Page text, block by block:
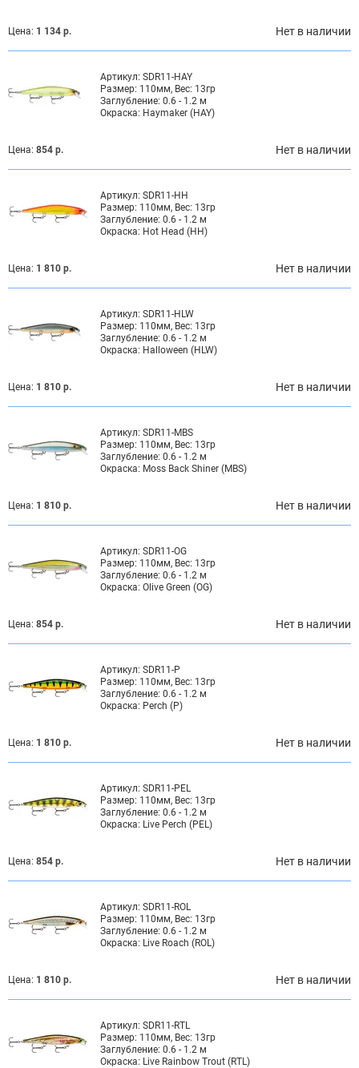
Цена: 1 134 р. Нет в наличии
Артикул: SDR11-HAY
Размер: 110мм, Вес: 13гр
Заглубление: 0.6 - 1.2 м
Окраска: Haymaker (HAY)
Цена: 854 р. Нет в наличии
Артикул: SDR11-HH
Размер: 110мм, Вес: 13гр
Заглубление: 0.6 - 1.2 м
Окраска: Hot Head (HH)
Цена: 1 810 р. Нет в наличии
Артикул: SDR11-HLW
Размер: 110мм, Вес: 13гр
Заглубление: 0.6 - 1.2 м
Окраска: Halloween (HLW)
Цена: 1 810 р. Нет в наличии
Артикул: SDR11-MBS
Размер: 110мм, Вес: 13гр
Заглубление: 0.6 - 1.2 м
Окраска: Moss Back Shiner (MBS)
Цена: 1 810 р. Нет в наличии
Артикул: SDR11-OG
Размер: 110мм, Вес: 13гр
Заглубление: 0.6 - 1.2 м
Окраска: Olive Green (OG)
Цена: 854 р. Нет в наличии
Артикул: SDR11-P
Размер: 110мм, Вес: 13гр
Заглубление: 0.6 - 1.2 м
Окраска: Perch (P)
Цена: 1 810 р. Нет в наличии
Артикул: SDR11-PEL
Размер: 110мм, Вес: 13гр
Заглубление: 0.6 - 1.2 м
Окраска: Live Perch (PEL)
Цена: 854 р. Нет в наличии
Артикул: SDR11-ROL
Размер: 110мм, Вес: 13гр
Заглубление: 0.6 - 1.2 м
Окраска: Live Roach (ROL)
Цена: 1 810 р. Нет в наличии
Артикул: SDR11-RTL
Размер: 110мм, Вес: 13гр
Заглубление: 0.6 - 1.2 м
Окраска: Live Rainbow Trout (RTL)